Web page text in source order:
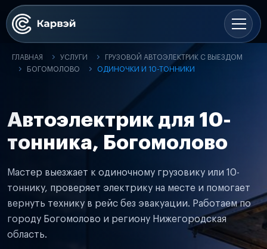
ГЛАВНАЯ УСЛУГИ
ГРУЗОВОЙ АВТОЭЛЕКТРИК С ВЫЕЗДОМ
БОГОМОЛОВО
ОДИНОЧКИ И 10-ТОННИКИ
Автоэлектрик для 10-
тонника, Богомолово
Мастер выезжает к одиночному грузовику или 10-
тоннику, проверяет электрику на месте и помогает
вернуть технику в рейс без эвакуации. Работаем по
городу Богомолово и региону Нижегородская
область.